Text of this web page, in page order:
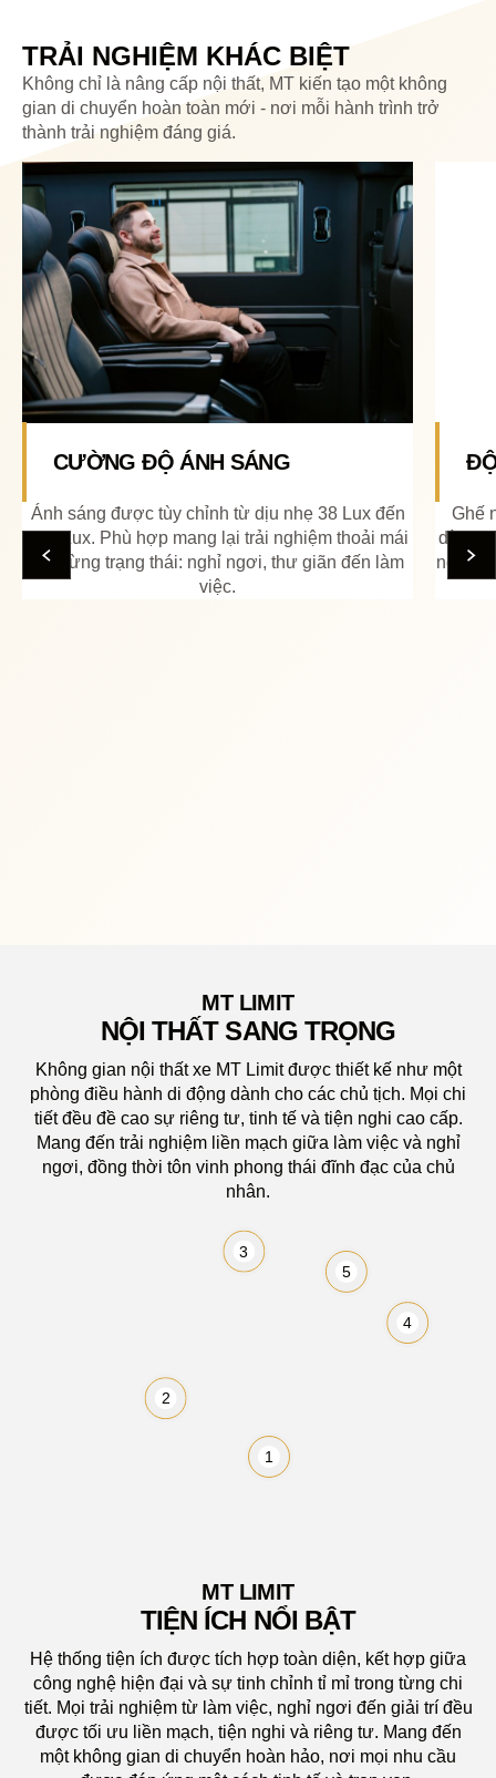
TRẢI NGHIỆM KHÁC BIỆT
Không chỉ là nâng cấp nội thất, MT kiến tạo một không
gian di chuyển hoàn toàn mới - nơi mỗi hành trình trở
thành trải nghiệm đáng giá.
ĐỘ NGẢ CỦA GHẾ
Ghế ngả tựa linh hoạt cho phép điều chỉnh dễ
dàng theo từng nhu cầu, từ tư thế ngồi thẳng đến
ngả sâu thư giãn. Thiết kế tối ưu giúp hành khách
luôn thoải mái.
MT LIMIT
NỘI THẤT SANG TRỌNG
Không gian nội thất xe MT Limit được thiết kế như một
phòng điều hành di động dành cho các chủ tịch. Mọi chi
tiết đều đề cao sự riêng tư, tinh tế và tiện nghi cao cấp.
Mang đến trải nghiệm liền mạch giữa làm việc và nghỉ
ngơi, đồng thời tôn vinh phong thái đĩnh đạc của chủ
nhân.
1
2
3
4
5
MT LIMIT
TIỆN ÍCH NỔI BẬT
Hệ thống tiện ích được tích hợp toàn diện, kết hợp giữa
công nghệ hiện đại và sự tinh chỉnh tỉ mỉ trong từng chi
tiết. Mọi trải nghiệm từ làm việc, nghỉ ngơi đến giải trí đều
được tối ưu liền mạch, tiện nghi và riêng tư. Mang đến
một không gian di chuyển hoàn hảo, nơi mọi nhu cầu